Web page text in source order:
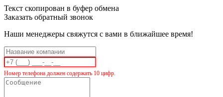
Текст скопирован в буфер обмена
Заказать обратный звонок
Наши менеджеры свяжутся с вами в ближайшее время!
Номер телефона должен содержать 10 цифр.